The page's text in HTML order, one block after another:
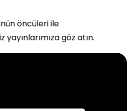
öncüleri ile
göz atın.